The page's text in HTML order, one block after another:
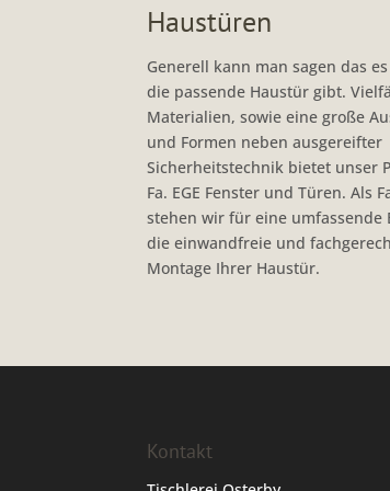
Haustüren
Generell kann man sagen das
die passende Haustür gibt.
Materialien, sowie eine große
und Formen neben ausgereifter
Sicherheitstechnik bietet unser
Fa. EGE Fenster und Türen. Als
stehen wir für eine umfassende
die einwandfreie und
Montage Ihrer Haustür.
Kontakt